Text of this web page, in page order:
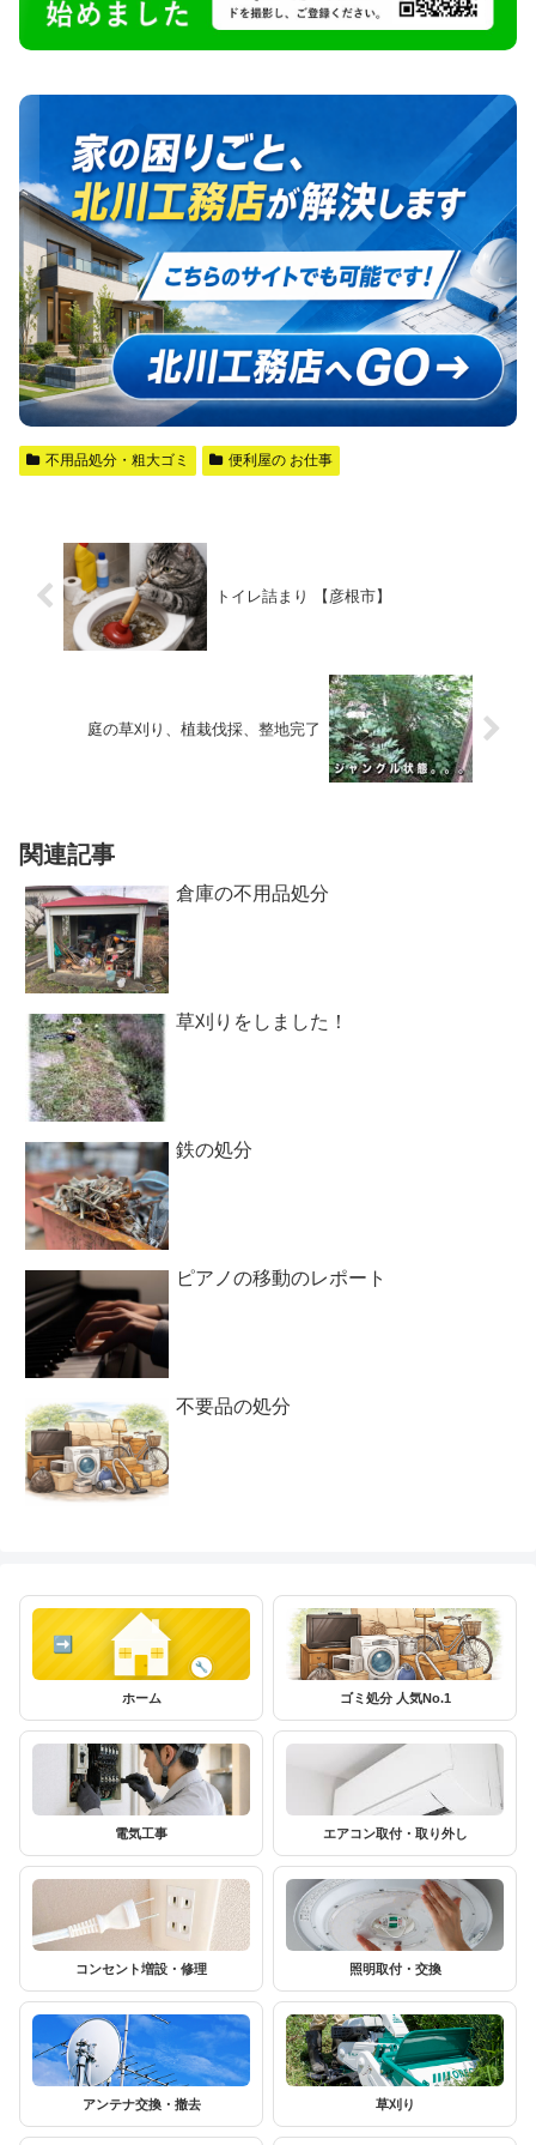
不用品処分・粗大ゴミ 便利屋の お仕事
トイレ詰まり 【彦根市】
庭の草刈り、植栽伐採、整地完了
関連記事
倉庫の不用品処分
草刈りをしました！
鉄の処分
ピアノの移動のレポート
不要品の処分
ホーム ゴミ処分 人気No.1
電気工事 エアコン取付・取り外し
コンセント増設・修理 照明取付・交換
アンテナ交換・撤去 草刈り